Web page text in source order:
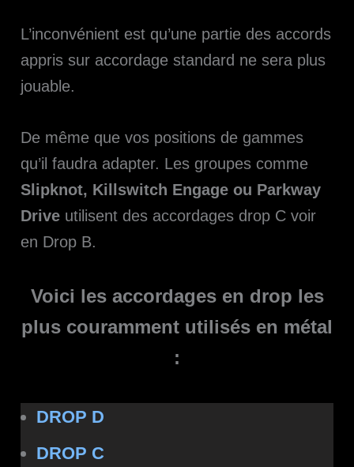
L’inconvénient est qu’une partie des accords
appris sur accordage standard ne sera plus
jouable.
De même que vos positions de gammes
qu’il faudra adapter. Les groupes comme
Slipknot, Killswitch Engage ou Parkway
Drive utilisent des accordages drop C voir
en Drop B.
Voici les accordages en drop les
plus couramment utilisés en métal
:
DROP D
DROP C